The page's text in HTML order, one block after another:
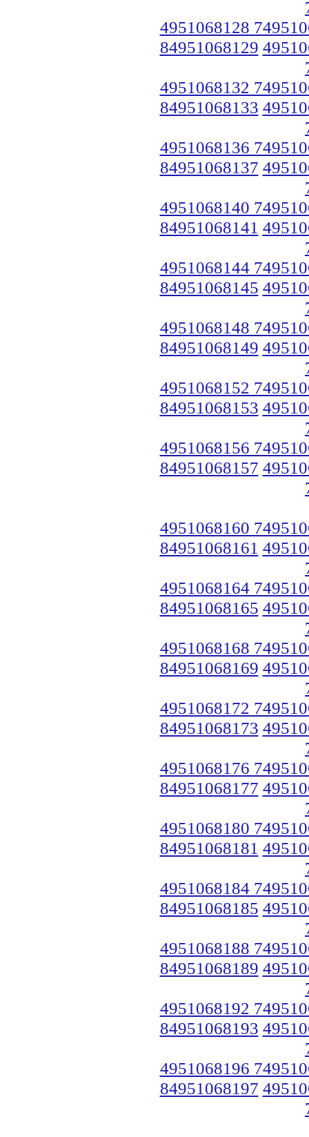
4951068128
84951068129
4951068132
84951068133
4951068136
84951068137
4951068140
84951068141
4951068144
84951068145
4951068148
84951068149
4951068152
84951068153
4951068156
84951068157
4951068160
84951068161
4951068164
84951068165
4951068168
84951068169
4951068172
84951068173
4951068176
84951068177
4951068180
84951068181
4951068184
84951068185
4951068188
84951068189
4951068192
84951068193
4951068196
84951068197